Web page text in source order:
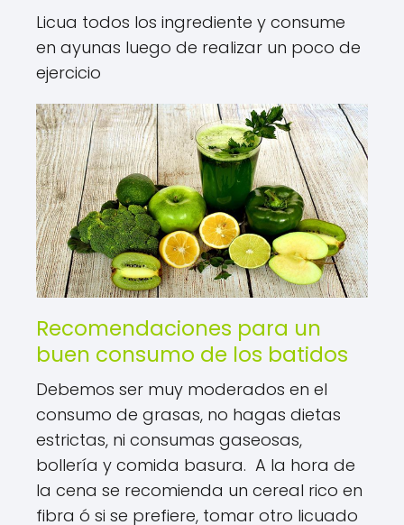
Licua todos los ingrediente y consume
en ayunas luego de realizar un poco de
ejercicio
Recomendaciones para un
buen consumo de los batidos
Debemos ser muy moderados en el
consumo de grasas, no hagas dietas
estrictas, ni consumas gaseosas,
bollería y comida basura. A la hora de
la cena se recomienda un cereal rico en
fibra ó si se prefiere, tomar otro licuado